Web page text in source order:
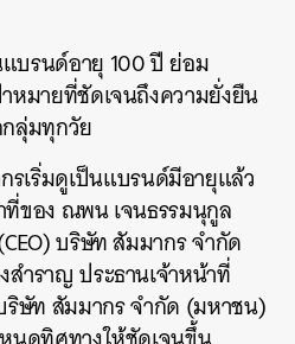
บรนด์อายุ 100 ปี ย่อม
หมายที่ชัดเจนถึงความยั่งยืน
ลุ่มทุกวัย
เริ่มดูเป็นแบรนด์มีอายุแล้ว
ของ ณพน เจนธรรมนุกูล
บริษัท สัมมากร จำกัด
ำราญ ประธานเจ้าหน้าที่
ริษัท สัมมากร จำกัด (มหาชน)